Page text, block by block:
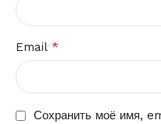
Email *
Сохранить моё имя,